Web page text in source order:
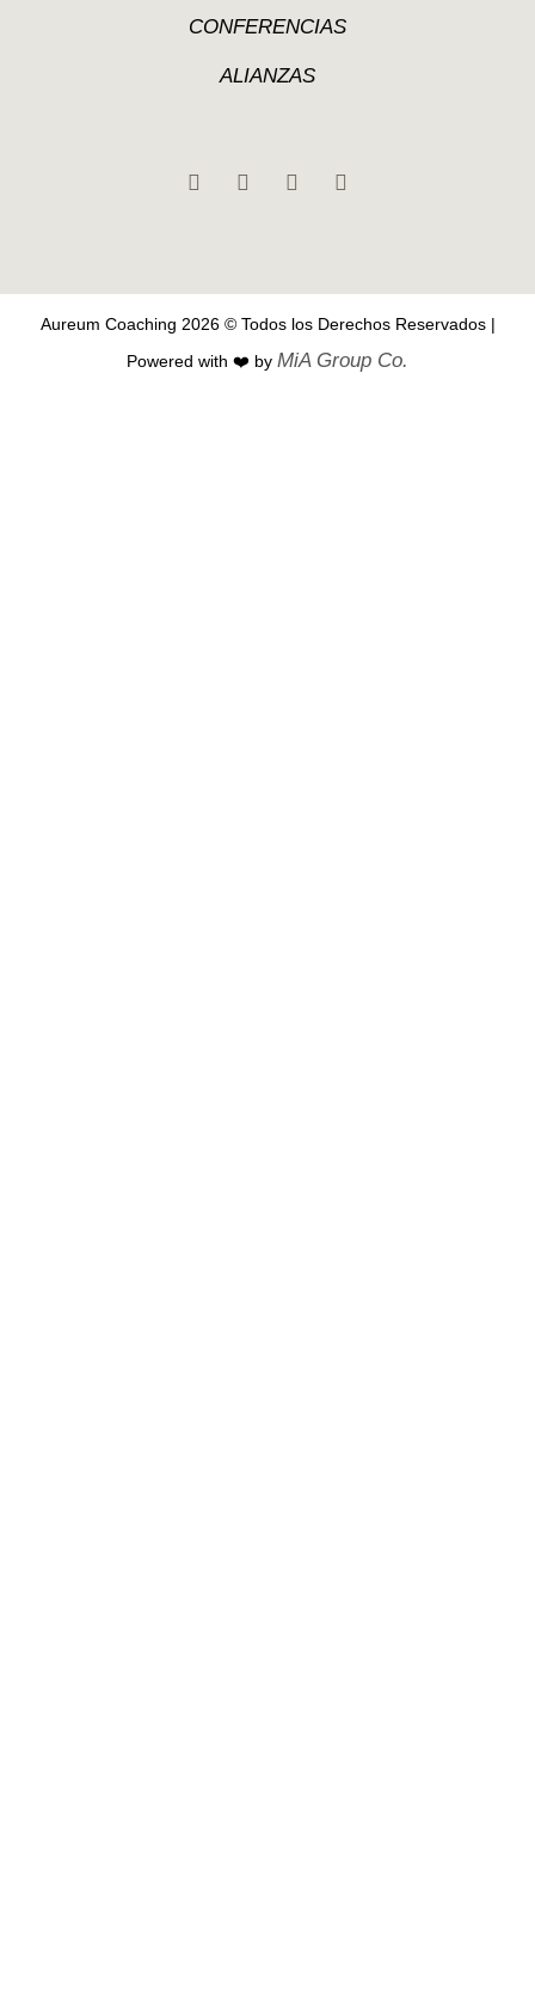
CONFERENCIAS
ALIANZAS
Aureum Coaching 2026 © Todos los Derechos Reservados |
Powered with ❤️️ by MiA Group Co.